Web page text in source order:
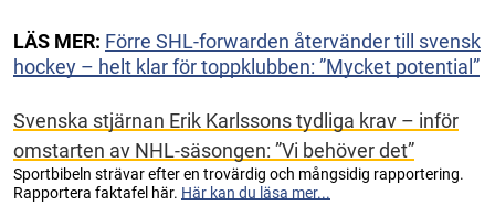
LÄS MER: Förre SHL-forwarden återvänder till svensk
hockey – helt klar för toppklubben: ”Mycket potential”
Svenska stjärnan Erik Karlssons tydliga krav – inför
omstarten av NHL-säsongen: ”Vi behöver det”
Sportbibeln strävar efter en trovärdig och mångsidig rapportering.
Rapportera faktafel här. Här kan du läsa mer...